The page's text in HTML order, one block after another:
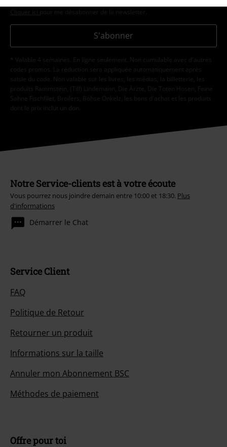
Cliquer ici pour me désabonner de la newsletter.
S'abonner
* Valable 4 semaines. En ligne seulement. Non cumulable avec d'autres
codes promos. La réduction sera appliquée automatiquement après
saisie du code. Non valable sur les livres, les médias, la billetterie, les
produits Rammstein, (Till) Lindemann, Die Ärzte, Die Toten Hosen, Feine
Sahne Fischfilet, Broilers, Böhse Onkelz, les bons d'achat et les produits
dont le prix inclut un don.
Notre Service-clients est à votre écoute
Vous pourrez nous joindre demain entre 10:00 et 18:30. Plus
d'informations
Démarrer le Chat
Service Client
FAQ
Politique de Retour
Retourner un produit
Informations sur la taille
Annuler mon Abonnement BSC
Méthodes de paiement
Offre pour toi